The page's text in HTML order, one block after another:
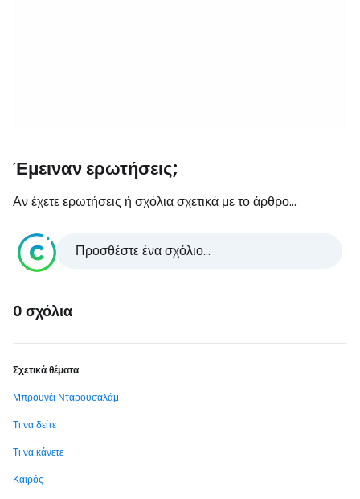
Έμειναν ερωτήσεις;
Αν έχετε ερωτήσεις ή σχόλια σχετικά με το άρθρο...
Προσθέστε ένα σχόλιο...
0 σχόλια
Σχετικά θέματα
Μπρουνέι Νταρουσαλάμ
Τι να δείτε
Τι να κάνετε
Καιρός